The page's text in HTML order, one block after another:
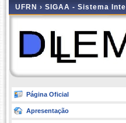
UFRN › SIGAA - Sistema
Página Oficial
Apresentação